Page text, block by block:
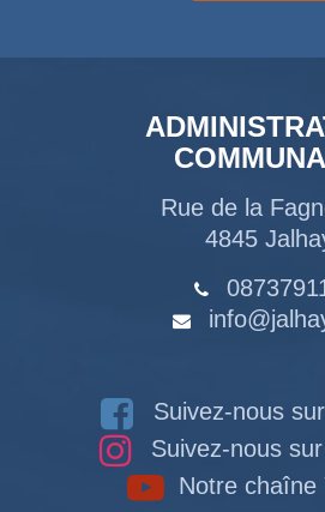
Rue de la
4845
Suivez-nous
Suivez-nous
Notre chaîne